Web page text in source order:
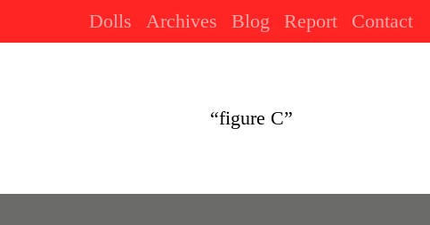
Dolls Archives Blog Report Contact
“figure C”